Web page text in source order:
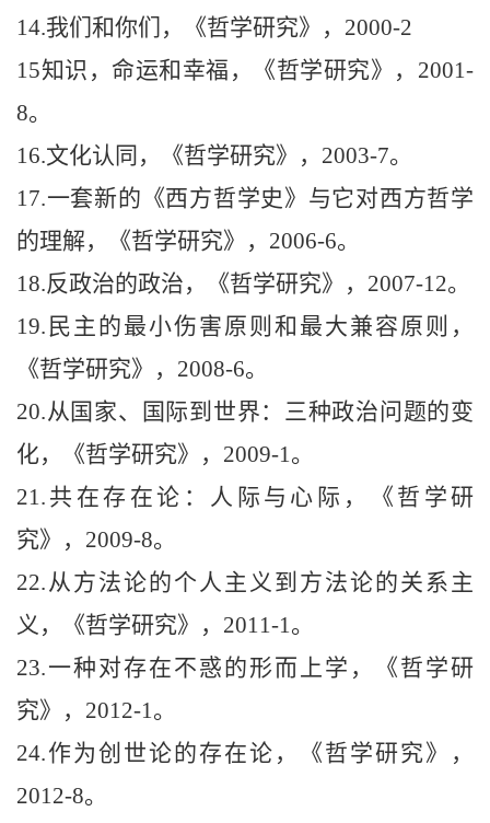
14.我们和你们，《哲学研究》 ， 2000-2
15知识，命运和幸福，《哲学研究》 ， 2001-
8。
16.文化认同，《哲学研究》， 2003-7。
17.一套新的《西方哲学史》与它对西方哲学
的理解，《哲学研究》， 2006-6。
18.反政治的政治，《哲学研究》 ， 2007-12。
19. 民主的最小伤害原则和最大兼容原则，
《哲学研究》 ， 2008-6。
20.从国家、国际到世界：三种政治问题的变
化，《哲学研究》， 2009-1。
21. 共在存在论：人际与心际，《哲学研
究》， 2009-8。
22.从方法论的个人主义到方法论的关系主
义，《哲学研究》， 2011-1。
23.一种对存在不惑的形而上学，《哲学研
究》， 2012-1。
24.作为创世论的存在论，《哲学研究》，
2012-8。